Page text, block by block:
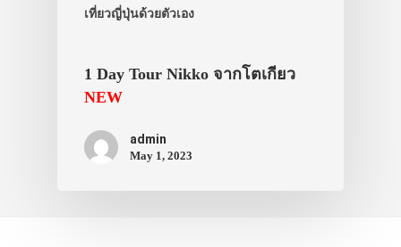
เที่ยวญี่ปุ่นด้วยตัวเอง
1 Day Tour Nikko จากโตเกียว
NEW
admin
May 1, 2023